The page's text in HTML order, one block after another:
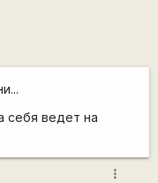
себя ведет на
more_vert